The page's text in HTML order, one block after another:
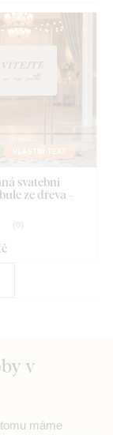
VLASTNÍ TEXT
svatební
ze dřeva -
( 0)
v
máme